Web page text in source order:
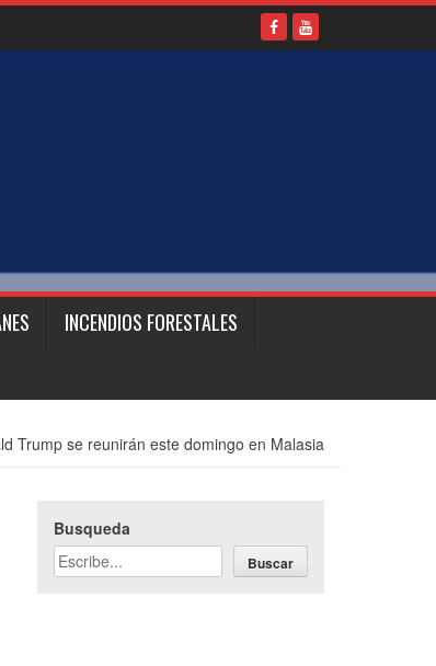
INCENDIOS FORESTALES
Trump se reunirán este domingo en Malasia
Busqueda
Buscar